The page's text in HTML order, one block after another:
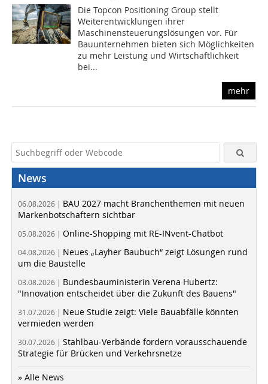
Die Topcon Positioning Group stellt
Weiterentwicklungen ihrer
Maschinensteuerungslösungen vor. Für
Bauunternehmen bieten sich Möglichkeiten
zu mehr Leistung und Wirtschaftlichkeit
bei...
mehr
News
06.08.2026 | BAU 2027 macht Branchenthemen mit neuen
Markenbotschaftern sichtbar
05.08.2026 | Online-Shopping mit RE-INvent-Chatbot
04.08.2026 | Neues „Layher Baubuch“ zeigt Lösungen rund
um die Baustelle
03.08.2026 | Bundesbauministerin Verena Hubertz:
"Innovation entscheidet über die Zukunft des Bauens"
31.07.2026 | Neue Studie zeigt: Viele Bauabfälle könnten
vermieden werden
30.07.2026 | Stahlbau-Verbände fordern vorausschauende
Strategie für Brücken und Verkehrsnetze
» Alle News